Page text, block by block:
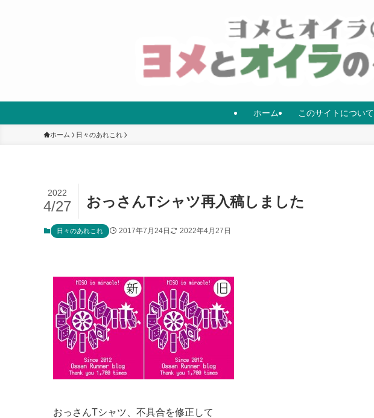
ホーム このサイトについて
ホーム 日々のあれこれ
おっさんTシャツ再入稿しました
2022
4/27
日々のあれこれ 2017年7月24日 2022年4月27日
おっさんTシャツ、不具合を修正して